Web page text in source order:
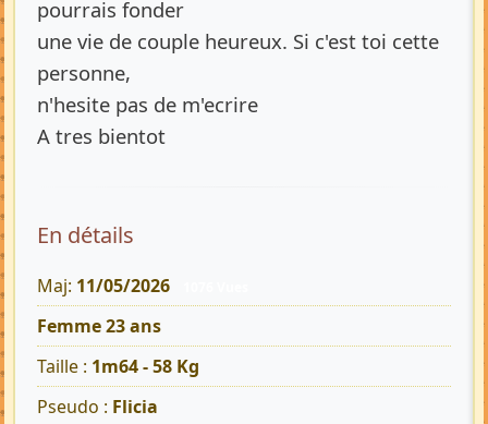
pourrais fonder
une vie de couple heureux. Si c'est toi cette
personne,
n'hesite pas de m'ecrire
A tres bientot
En détails
Maj: 11/05/2026
Femme 23 ans
Taille : 1m64 - 58 Kg
Pseudo : Flicia